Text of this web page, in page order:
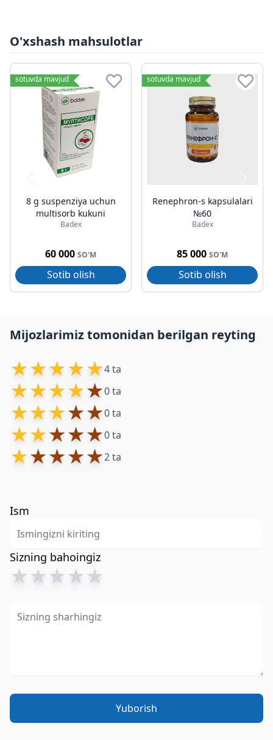
O'xshash mahsulotlar
sotuvda mavjud
8 g suspenziya uchun
multisorb kukuni
Badex
60 000 SO'M
Sotib olish
sotuvda mavjud
Renephron-s kapsulalari
№60
Badex
85 000 SO'M
Sotib olish
Mijozlarimiz tomonidan berilgan reyting
★★★★★4 ta
★★★★★0 ta
★★★★★0 ta
★★★★★0 ta
★★★★★2 ta
Ism
Sizning bahoingiz
★★★★★
Yuborish